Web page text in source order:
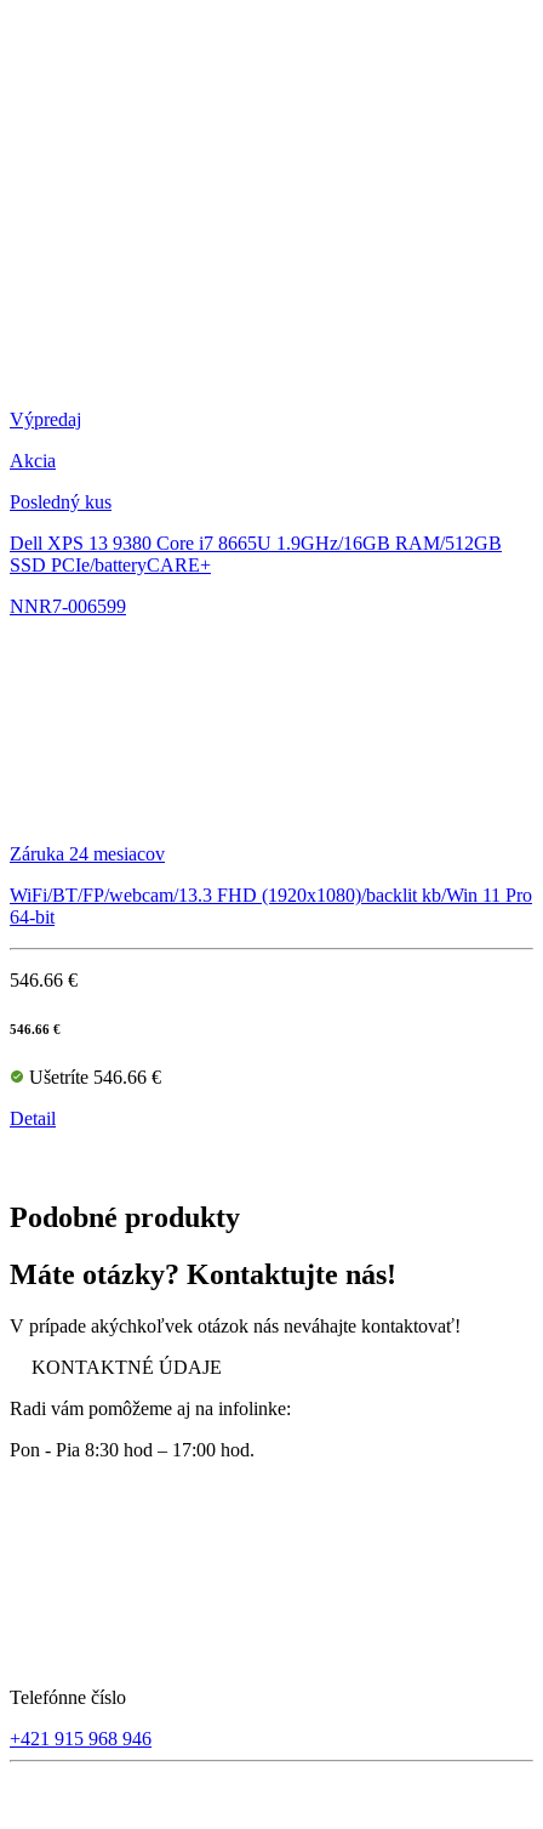
Výpredaj
Akcia
Posledný kus
Dell XPS 13 9380 Core i7 8665U 1.9GHz/16GB RAM/512GB
SSD PCIe/batteryCARE+
NNR7-006599
Záruka 24 mesiacov
WiFi/BT/FP/webcam/13.3 FHD (1920x1080)/backlit kb/Win 11 Pro
64-bit
546.66 €
546.66 €
Ušetríte 546.66 €
Detail
Podobné produkty
Máte otázky? Kontaktujte nás!
V prípade akýchkoľvek otázok nás neváhajte kontaktovať!
KONTAKTNÉ ÚDAJE
Radi vám pomôžeme aj na infolinke:
Pon - Pia 8:30 hod – 17:00 hod.
Telefónne číslo
+421 915 968 946